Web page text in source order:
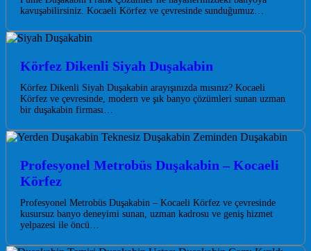
kavuşabilirsiniz. Kocaeli Körfez ve çevresinde sunduğumuz…
Körfez Dikenli Siyah Duşakabin
Körfez Dikenli Siyah Duşakabin arayışınızda mısınız? Kocaeli
Körfez ve çevresinde, modern ve şık banyo çözümleri sunan uzman
bir duşakabin firması…
Profesyonel Metrobüs Duşakabin – Kocaeli
Körfez
Profesyonel Metrobüs Duşakabin – Kocaeli Körfez ve çevresinde
kusursuz banyo deneyimi sunan, uzman kadrosu ve geniş hizmet
yelpazesi ile öncü…